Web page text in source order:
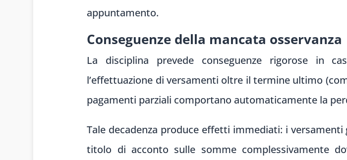
appuntamento.
Conseguenze della mancata osservanza
La disciplina prevede conseguenze rigorose in
l’effettuazione di versamenti oltre il termine ultimo
pagamenti parziali comportano automaticamente la
Tale decadenza produce effetti immediati: i
titolo di acconto sulle somme complessivamente